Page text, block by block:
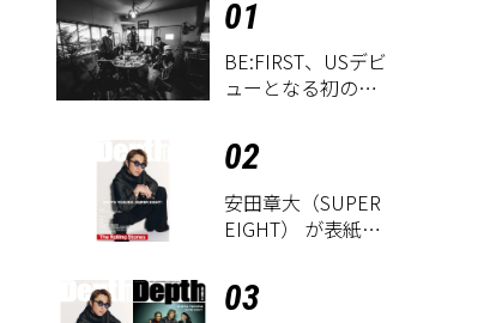
01
BE:FIRST、USデビ
ューとなる初のグ
EP『WATCH ME』
が9月18日にリリー
ス決定！
02
安田章大（SUPER
EIGHT） が表紙に
EDITION 14』が8
月18日に発売
03